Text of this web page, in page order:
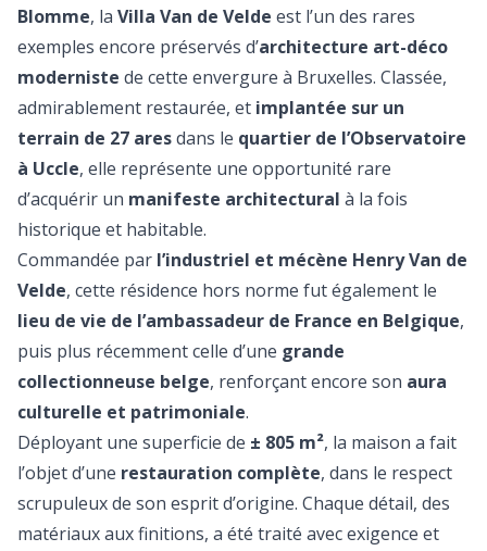
Blomme, la Villa Van de Velde est l’un des rares
exemples encore préservés d’architecture art-déco
moderniste de cette envergure à Bruxelles. Classée,
admirablement restaurée, et implantée sur un
terrain de 27 aresdans le quartier de l’Observatoire
à Uccle, elle représente une opportunité rare
d’acquérir un manifeste architectural à la fois
historique et habitable.
Commandée par l’industriel et mécène Henry Van de
Velde, cette résidence hors norme fut également le
lieu de vie de l’ambassadeur de France en Belgique,
puis plus récemment celle d’une grande
collectionneuse belge, renforçant encore son aura
culturelle et patrimoniale.
Déployant une superficie de ± 805 m², la maison a fait
l’objet d’une restauration complète, dans le respect
scrupuleux de son esprit d’origine. Chaque détail, des
matériaux aux finitions, a été traité avec exigence et